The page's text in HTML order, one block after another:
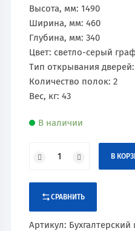
Высота, мм: 1490
Ширина, мм: 460
Глубина, мм: 340
Цвет: светло-серый
Тип открывания
Количество полок: 2
Вес, кг: 43
В наличии
В
СРАВНИТЬ
Артикул: